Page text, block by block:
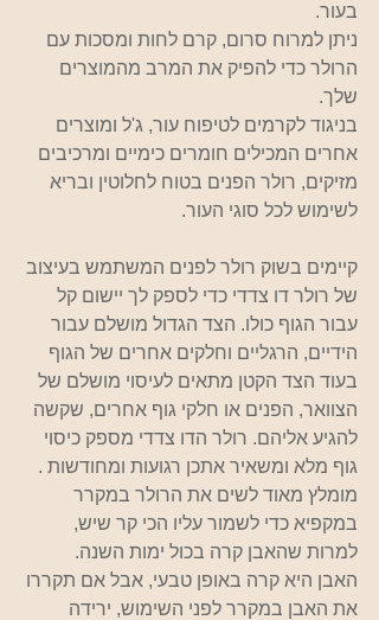
בעור.
ניתן למרוח סרום, קרם לחות ומסכות עם
הרולר כדי להפיק את המרב מהמוצרים
שלך.
בניגוד לקרמים לטיפוח עור, ג'ל ומוצרים
אחרים המכילים חומרים כימיים ומרכיבים
מזיקים, רולר הפנים בטוח לחלוטין ובריא
לשימוש לכל סוגי העור.
קיימים בשוק רולר לפנים המשתמש בעיצוב
של רולר דו צדדי כדי לספק לך יישום קל
עבור הגוף כולו. הצד הגדול מושלם עבור
הידיים, הרגליים וחלקים אחרים של הגוף
בעוד הצד הקטן מתאים לעיסוי מושלם של
הצוואר, הפנים או חלקי גוף אחרים, שקשה
להגיע אליהם. רולר הדו צדדי מספק כיסוי
גוף מלא ומשאיר אתכן רגועות ומחודשות .
מומלץ מאוד לשים את הרולר במקרר
במקפיא כדי לשמור עליו הכי קר שיש,
למרות שהאבן קרה בכול ימות השנה.
האבן היא קרה באופן טבעי, אבל אם תקררו
את האבן במקרר לפני השימוש, ירידה